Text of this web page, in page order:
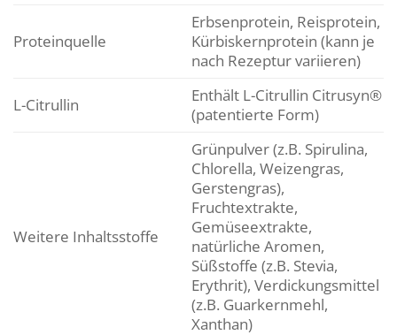
Proteinquelle
Erbsenprotein, Reisprotein,
Kürbiskernprotein (kann je
nach Rezeptur variieren)
L-Citrullin
Enthält L-Citrullin Citrusyn®
(patentierte Form)
Weitere Inhaltsstoffe
Grünpulver (z.B. Spirulina,
Chlorella, Weizengras,
Gerstengras),
Fruchtextrakte,
Gemüseextrakte,
natürliche Aromen,
Süßstoffe (z.B. Stevia,
Erythrit), Verdickungsmittel
(z.B. Guarkernmehl,
Xanthan)